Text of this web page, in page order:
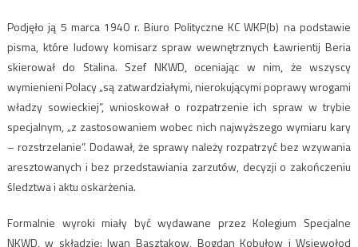
Podjęło ją 5 marca 1940 r. Biuro Polityczne KC WKP(b) na podstawie
pisma, które ludowy komisarz spraw wewnętrznych Ławrientij Beria
skierował do Stalina. Szef NKWD, oceniając w nim, że wszyscy
wymienieni Polacy „są zatwardziałymi, nierokującymi poprawy wrogami
władzy sowieckiej”, wnioskował o rozpatrzenie ich spraw w trybie
specjalnym, „z zastosowaniem wobec nich najwyższego wymiaru kary
– rozstrzelanie”. Dodawał, że sprawy należy rozpatrzyć bez wzywania
aresztowanych i bez przedstawiania zarzutów, decyzji o zakończeniu
śledztwa i aktu oskarżenia.
Formalnie wyroki miały być wydawane przez Kolegium Specjalne
NKWD, w składzie: Iwan Basztakow, Bogdan Kobułow i Wsiewołod